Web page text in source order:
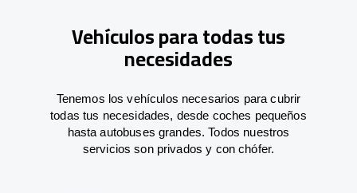
Vehículos para todas tus
necesidades
Tenemos los vehículos necesarios para cubrir
todas tus necesidades, desde coches pequeños
hasta autobuses grandes. Todos nuestros
servicios son privados y con chófer.